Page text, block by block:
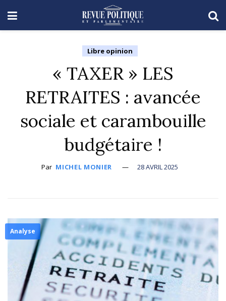
Libre opinion
« TAXER » LES
RETRAITES : avancée
sociale et carambouille
budgétaire !
Par MICHEL MONIER 28 AVRIL 2025
Analyse